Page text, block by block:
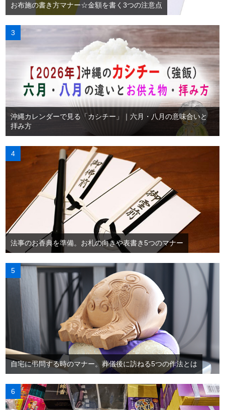
お布施の書き方マナー☆金額を書く3つの注意点
沖縄カレンダーで見る「カシチー」｜六月・八月の意味合いと
拝み方
法事のお香典を準備。お札の向きや表書き5つのマナー
自宅に弔問する時のマナー。葬儀後に訪ねる5つの作法とは